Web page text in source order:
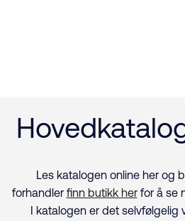
Les katalogen online her og
forhandler finn butikk herfor å se
I katalogen er det